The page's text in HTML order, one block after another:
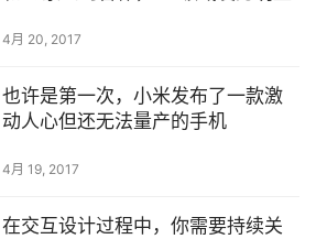
4月 20, 2017
也许是第一次，小米发布了一款激
动人心但还无法量产的手机
4月 19, 2017
在交互设计过程中，你需要持续关